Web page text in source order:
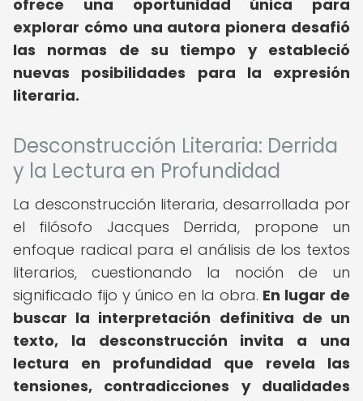
ofrece una oportunidad única para
explorar cómo una autora pionera desafió
las normas de su tiempo y estableció
nuevas posibilidades para la expresión
literaria.
Desconstrucción Literaria: Derrida
y la Lectura en Profundidad
La desconstrucción literaria, desarrollada por
el filósofo Jacques Derrida, propone un
enfoque radical para el análisis de los textos
literarios, cuestionando la noción de un
significado fijo y único en la obra. En lugar de
buscar la interpretación definitiva de un
texto, la desconstrucción invita a una
lectura en profundidad que revela las
tensiones, contradicciones y dualidades